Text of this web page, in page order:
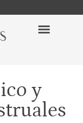
y